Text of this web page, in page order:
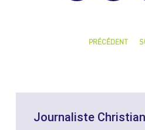
PRÉCÉDENT
Journaliste